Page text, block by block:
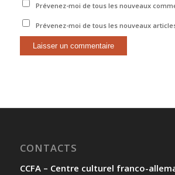
Prévenez-moi de tous les nouveaux
Prévenez-moi de tous les nouveaux
CONTACTS
CCFA – Centre culturel franco-